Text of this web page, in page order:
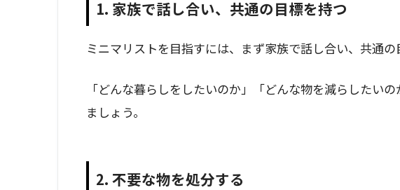
1. 家族で話し合い、共通の目標を持つ
ミニマリストを目指すには、まず家族で話し合い、共通の
「どんな暮らしをしたいのか」「どんな物を減らしたい
ましょう。
2. 不要な物を処分する